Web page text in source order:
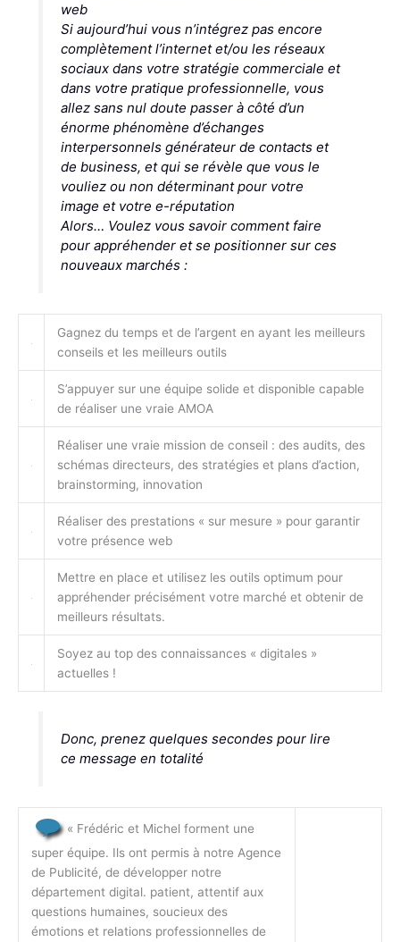
web
Si aujourd’hui vous n’intégrez pas encore
complètement l’internet et/ou les réseaux
sociaux dans votre stratégie commerciale et
dans votre pratique professionnelle, vous
allez sans nul doute passer à côté d’un
énorme phénomène d’échanges
interpersonnels générateur de contacts et
de business, et qui se révèle que vous le
vouliez ou non déterminant pour votre
image et votre e-réputation
Alors… Voulez vous savoir comment faire
pour appréhender et se positionner sur ces
nouveaux marchés :
Gagnez du temps et de l’argent en ayant les meilleurs
conseils et les meilleurs outils
S’appuyer sur une équipe solide et disponible capable
de réaliser une vraie AMOA
Réaliser une vraie mission de conseil : des audits, des
schémas directeurs, des stratégies et plans d’action,
brainstorming, innovation
Réaliser des prestations « sur mesure » pour garantir
votre présence web
Mettre en place et utilisez les outils optimum pour
appréhender précisément votre marché et obtenir de
meilleurs résultats.
Soyez au top des connaissances « digitales »
actuelles !
Donc, prenez quelques secondes pour lire
ce message en totalité
« Frédéric et Michel forment une
super équipe. Ils ont permis à notre Agence
de Publicité, de développer notre
département digital. patient, attentif aux
questions humaines, soucieux des
émotions et relations professionnelles de